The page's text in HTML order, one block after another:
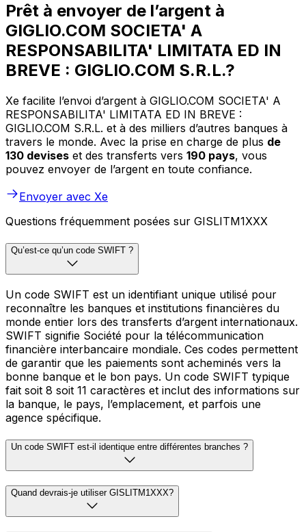
Prêt à envoyer de l’argent à
GIGLIO.COM SOCIETA' A
RESPONSABILITA' LIMITATA ED IN
BREVE : GIGLIO.COM S.R.L.?
Xe facilite l’envoi d’argent à GIGLIO.COM SOCIETA' A
RESPONSABILITA' LIMITATA ED IN BREVE :
GIGLIO.COM S.R.L. et à des milliers d’autres banques à
travers le monde. Avec la prise en charge de plus de
130 devises et des transferts vers 190 pays, vous
pouvez envoyer de l’argent en toute confiance.
Envoyer avec Xe
Questions fréquemment posées sur GISLITM1XXX
Qu’est-ce qu’un code SWIFT ?
Un code SWIFT est un identifiant unique utilisé pour
reconnaître les banques et institutions financières du
monde entier lors des transferts d’argent internationaux.
SWIFT signifie Société pour la télécommunication
financière interbancaire mondiale. Ces codes permettent
de garantir que les paiements sont acheminés vers la
bonne banque et le bon pays. Un code SWIFT typique
fait soit 8 soit 11 caractères et inclut des informations sur
la banque, le pays, l’emplacement, et parfois une
agence spécifique.
Un code SWIFT est-il identique entre différentes branches ?
Quand devrais-je utiliser GISLITM1XXX?